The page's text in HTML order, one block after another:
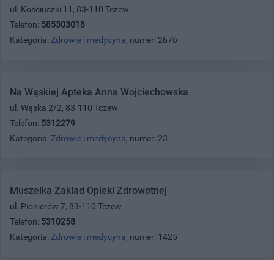
ul. Kościuszki 11, 83-110 Tczew
Telefon: 585303018
Kategoria: Zdrowie i medycyna, numer: 2676
Na Wąskiej Apteka Anna Wojciechowska
ul. Wąska 2/2, 83-110 Tczew
Telefon: 5312279
Kategoria: Zdrowie i medycyna, numer: 23
Muszelka Zaklad Opieki Zdrowotnej
ul. Pionierów 7, 83-110 Tczew
Telefon: 5310258
Kategoria: Zdrowie i medycyna, numer: 1425